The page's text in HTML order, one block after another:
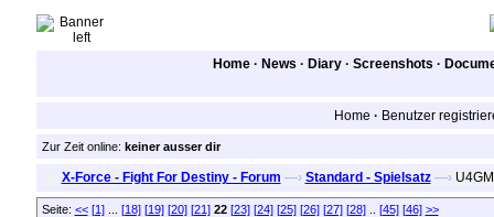
Home · News · Diary · Screenshots ·
Home · Benutzer
Zur Zeit online: keiner ausser dir
X-Force - Fight For Destiny - Forum —› Standard - Spielsatz —›
Seite: << [1]... [18] [19] [20] [21] 22 [23] [24] [25] [26] [27] [28].. [45] [46] >>